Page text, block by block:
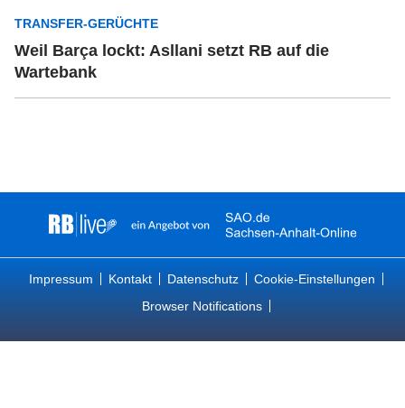
TRANSFER-GERÜCHTE
Weil Barça lockt: Asllani setzt RB auf die
Wartebank
Impressum Kontakt Datenschutz
Cookie-Einstellungen
Browser Notifications